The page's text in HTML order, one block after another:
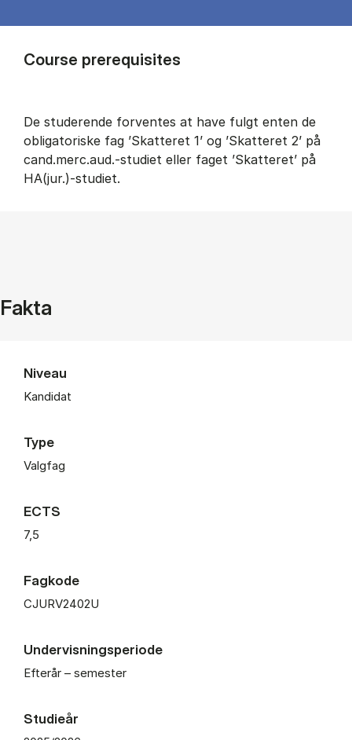
Course prerequisites
De studerende forventes at have fulgt enten de
obligatoriske fag ’Skatteret 1’ og ’Skatteret 2’ på
cand.merc.aud.-studiet eller faget ’Skatteret’ på
HA(jur.)-studiet.
Fakta
Niveau
Kandidat
Type
Valgfag
ECTS
7,5
Fagkode
CJURV2402U
Undervisningsperiode
Efterår – semester
Studieår